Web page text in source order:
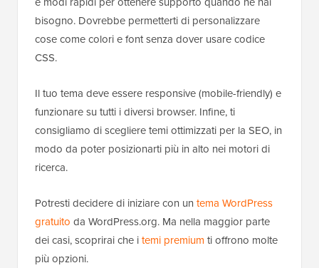
bisogno. Dovrebbe permetterti di personalizzare
cose come colori e font senza dover usare codice
CSS.
Il tuo tema deve essere responsive (mobile-friendly) e
funzionare su tutti i diversi browser. Infine, ti
consigliamo di scegliere temi ottimizzati per la SEO, in
modo da poter posizionarti più in alto nei motori di
ricerca.
Potresti decidere di iniziare con un tema WordPress
gratuito da WordPress.org. Ma nella maggior parte
dei casi, scoprirai che itemi premium ti offrono molte
più opzioni.